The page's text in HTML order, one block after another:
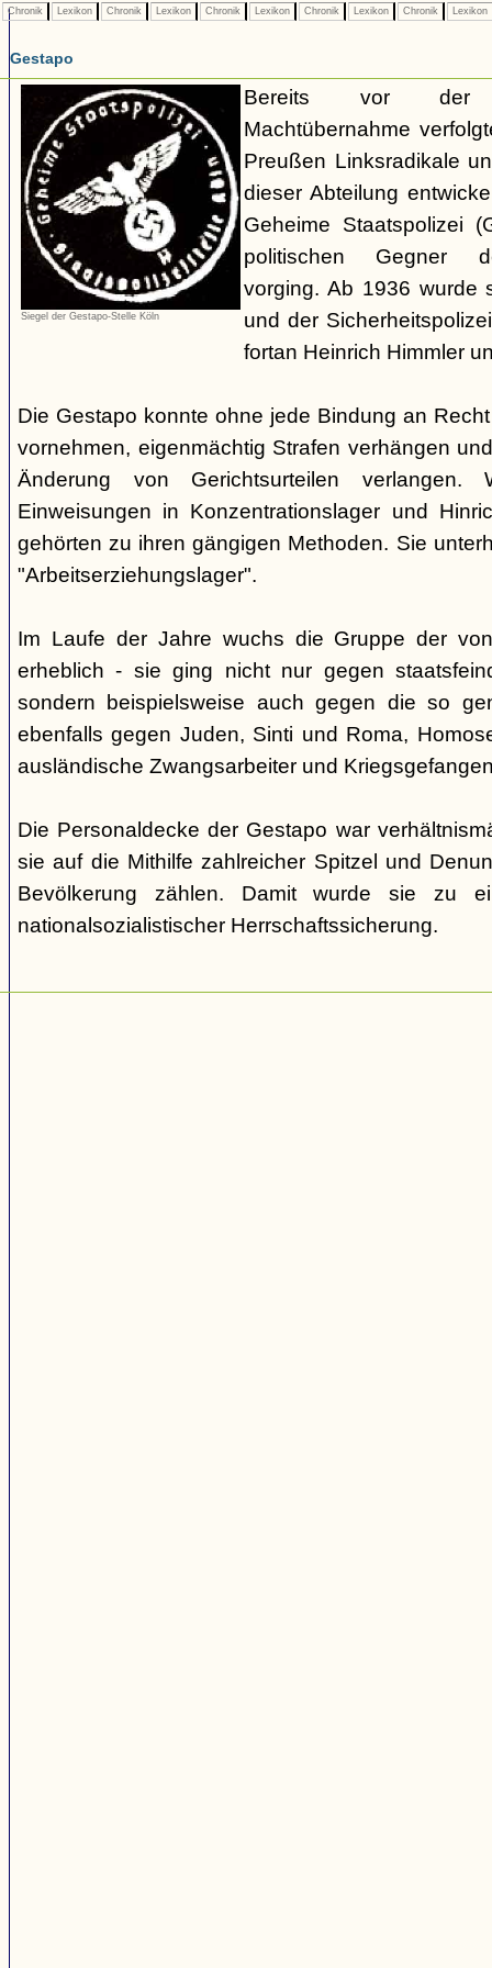
Chronik Lexikon Chronik Lexikon Chronik Lexikon Chronik Lexikon Chronik Lexikon
Gestapo
Siegel der Gestapo-Stelle Köln
Bereits vor der
Machtübernahme
Preußen Linksradikale
dieser Abteilung
Geheime Staatspolizei
politischen Gegner
vorging. Ab 1936 wurde
und der
fortan Heinrich Himmler
Die Gestapo konnte ohne jede Bindung an
vornehmen, eigenmächtig Strafen verhängen
Änderung von Gerichtsurteilen verlangen.
Einweisungen in Konzentrationslager und
gehörten zu ihren gängigen Methoden. Sie
"Arbeitserziehungslager".
Im Laufe der Jahre wuchs die Gruppe der
erheblich - sie ging nicht nur gegen
sondern beispielsweise auch gegen die so
ebenfalls gegen Juden, Sinti und Roma,
ausländische Zwangsarbeiter und
Die Personaldecke der Gestapo war
sie auf die Mithilfe zahlreicher Spitzel und
Bevölkerung zählen. Damit wurde sie zu
nationalsozialistischer Herrschaftssicherung.